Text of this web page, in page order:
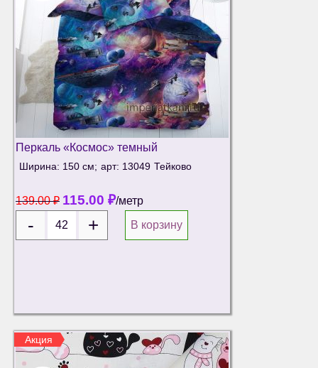
Перкаль «Космос» темный
Ширина: 150 см; арт: 13049 Тейково
139.00₽ 115.00 ₽/метр
В корзину
Акция